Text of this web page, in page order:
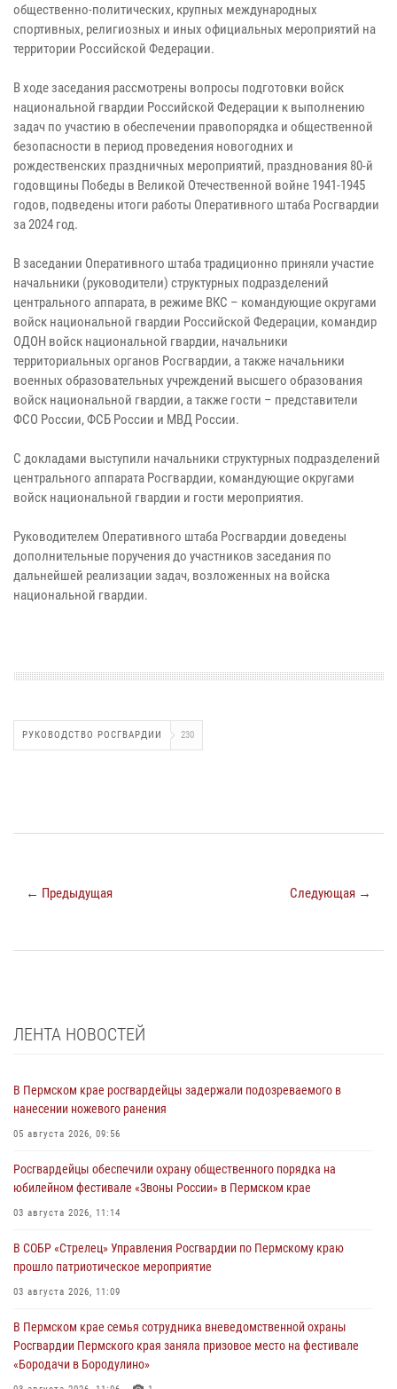
общественно-политических, крупных международных
спортивных, религиозных и иных официальных мероприятий на
территории Российской Федерации.
В ходе заседания рассмотрены вопросы подготовки войск
национальной гвардии Российской Федерации к выполнению
задач по участию в обеспечении правопорядка и общественной
безопасности в период проведения новогодних и
рождественских праздничных мероприятий, празднования 80-й
годовщины Победы в Великой Отечественной войне 1941-1945
годов, подведены итоги работы Оперативного штаба Росгвардии
за 2024 год.
В заседании Оперативного штаба традиционно приняли участие
начальники (руководители) структурных подразделений
центрального аппарата, в режиме ВКС – командующие округами
войск национальной гвардии Российской Федерации, командир
ОДОН войск национальной гвардии, начальники
территориальных органов Росгвардии, а также начальники
военных образовательных учреждений высшего образования
войск национальной гвардии, а также гости – представители
ФСО России, ФСБ России и МВД России.
С докладами выступили начальники структурных подразделений
центрального аппарата Росгвардии, командующие округами
войск национальной гвардии и гости мероприятия.
Руководителем Оперативного штаба Росгвардии доведены
дополнительные поручения до участников заседания по
дальнейшей реализации задач, возложенных на войска
национальной гвардии.
РУКОВОДСТВО РОСГВАРДИИ 230
← Предыдущая Следующая →
ЛЕНТА НОВОСТЕЙ
В Пермском крае росгвардейцы задержали подозреваемого в
нанесении ножевого ранения
05 августа 2026, 09:56
Росгвардейцы обеспечили охрану общественного порядка на
юбилейном фестивале «Звоны России» в Пермском крае
03 августа 2026, 11:14
В СОБР «Стрелец» Управления Росгвардии по Пермскому краю
прошло патриотическое мероприятие
03 августа 2026, 11:09
В Пермском крае семья сотрудника вневедомственной охраны
Росгвардии Пермского края заняла призовое место на фестивале
«Бородачи в Бородулино»